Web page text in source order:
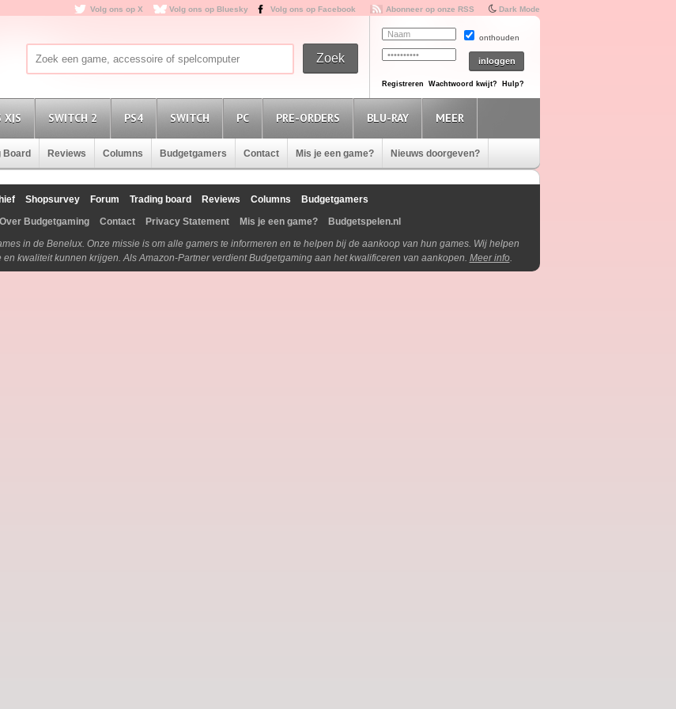
Volg ons op X Volg ons op Bluesky Volg ons op Facebook Abonneer op onze RSS Dark Mode
onthouden
Registreren Wachtwoord kwijt? Hulp?
X|S SWITCH 2 PS4 SWITCH PC PRE-ORDERS BLU-RAY MEER
Board Reviews Columns Budgetgamers Contact Mis je een game? Nieuws doorgeven?
Shopsurvey Forum Trading board Reviews Columns
Budgetgamers
Over Budgetgaming Contact Privacy Statement Mis je een game?
Budgetspelen.nl
in de Benelux. Onze missie is om alle gamers te informeren en te helpen bij de aankoop van hun games. Wij helpen
kwaliteit kunnen krijgen. Als Amazon-Partner verdient Budgetgaming aan het kwalificeren van aankopen. Meer info.